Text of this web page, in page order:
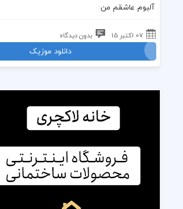
آلبوم عاشقم من
07 اکتبر 15 بدون دیدگاه
دانلود موزیک